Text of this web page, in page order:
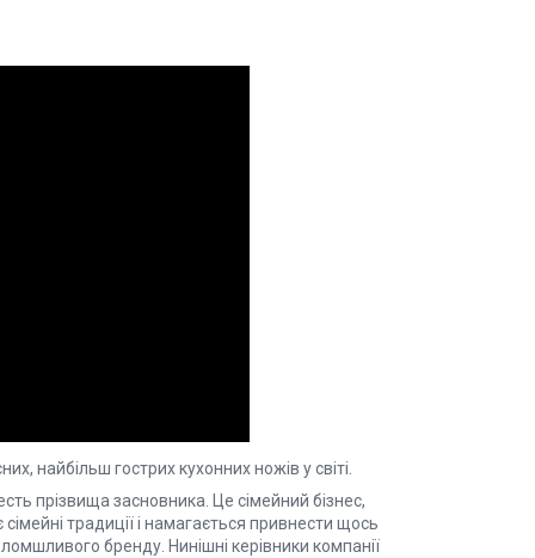
найбільш гострих кухонних ножів у світі.
прізвища засновника. Це сімейний бізнес,
традиції і намагається привнести щось
бренду. Нинішні керівники компанії